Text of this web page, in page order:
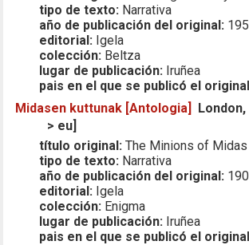
tipo de texto: Narrativa
año de publicación del original:
editorial: Igela
colección: Beltza
lugar de publicación: Iruñea
pais en el que se publicó el
Midasen kuttunak [Antologia]
> eu]
título original: The Minions of Midas
tipo de texto: Narrativa
año de publicación del original:
editorial: Igela
colección: Enigma
lugar de publicación: Iruñea
pais en el que se publicó el